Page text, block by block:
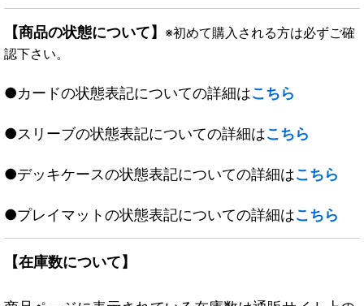
【商品の状態について】 ※初めて購入される方は必ずご確
認下さい。
●カードの状態表記についての詳細はこちら
●スリーブの状態表記についての詳細はこちら
●デッキケースの状態表記についての詳細はこちら
●プレイマットの状態表記についての詳細はこちら
【在庫数について】